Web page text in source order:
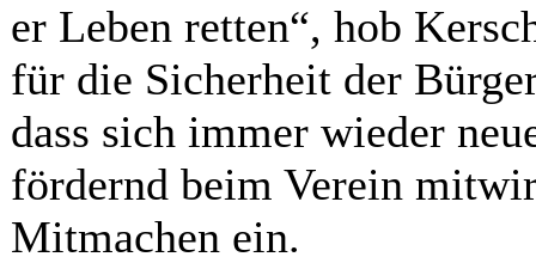
er Leben retten“, hob
für die Sicherheit der
dass sich immer wieder
fördernd beim Verein
Mitmachen ein.